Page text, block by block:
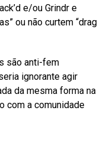
e/ou Grindr e
ou não curtem “drag
são anti-fem
ignorante agir
da mesma forma na
com a comunidade